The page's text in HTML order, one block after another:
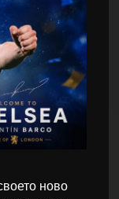
ново